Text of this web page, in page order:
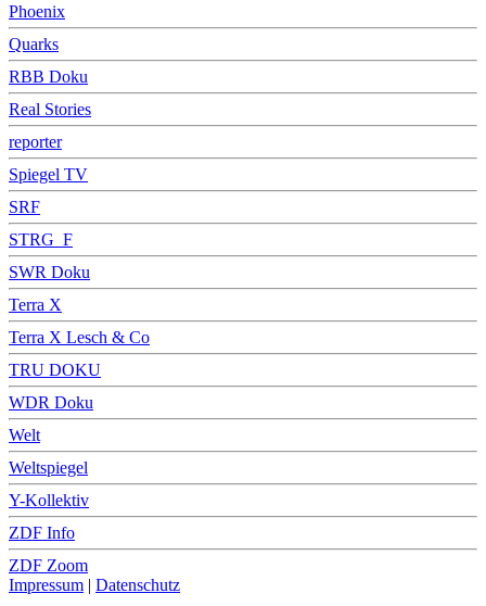
Phoenix
Quarks
RBB Doku
Real Stories
reporter
Spiegel TV
SRF
STRG_F
SWR Doku
Terra X
Terra X Lesch & Co
TRU DOKU
WDR Doku
Welt
Weltspiegel
Y-Kollektiv
ZDF Info
ZDF Zoom
Impressum | Datenschutz